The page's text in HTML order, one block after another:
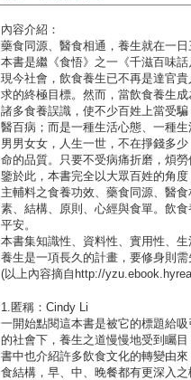
內容介紹：
藥食同源、醫食相通，養生就在一日
本書是繼《食悟》之一《千滋百味
現今社會，飲食養生已不再是達官
求的終極目標。然而，當飲食養生
諸多食養誤識，使不少百姓上當受
醫百病；而是一種生活心態、一種
男男女女，人生一世，不在掙錢多
命的品質。只要不受病痛折磨，煩
鑒於此，本書完全以大眾百姓的角
主輔料之食養功效、藥食同源、醫
素、結構、原則、心經與食單。飲
平安。
本書集知識性、資料性、實用性、
養生是一項長久的計畫，要修身則
(以上內容摘自http://
1.匿稱：Cindy Li
一開始點閱這本書是被它的標題給
的社會下，養生之道慢慢地受到矚
書中也介紹許多飲食文化的轉變由
食結構，早、中、晚餐都有更深入